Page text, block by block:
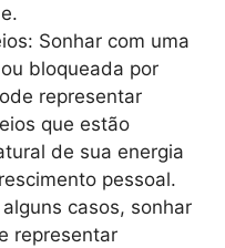
Sonhar com uma
bloqueada por
representar
que estão
de sua energia
pessoal.
casos, sonhar
representar